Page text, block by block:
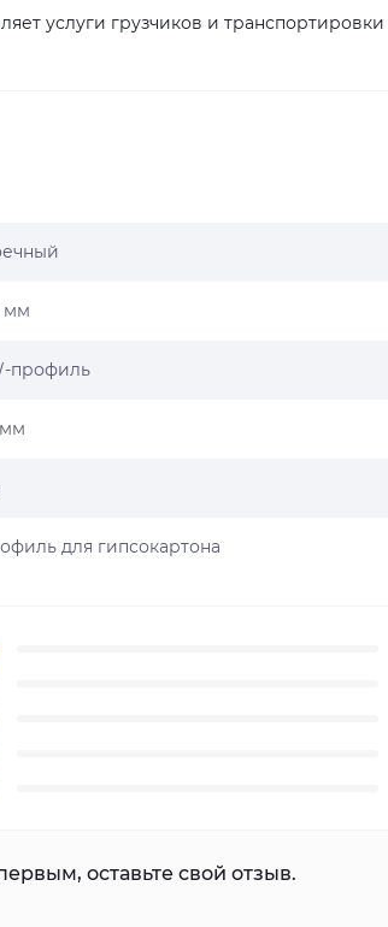
услуги грузчиков и
мм
профиль
для гипсокартона
оставьте свой отзыв.